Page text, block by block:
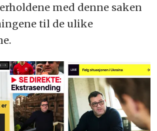
med denne saken
til de ulike